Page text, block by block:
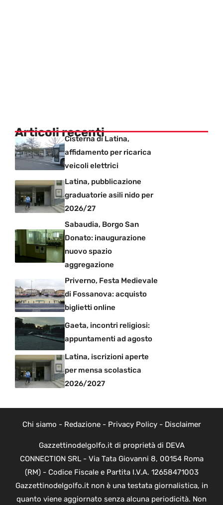
Articoli recenti
Cisterna di Latina,
affidamento per ricarica
veicoli elettrici
Latina, pubblicazione
graduatorie asili nido per
2026/27
Sabaudia, Borgo San
Donato: inaugurazione
nuovo spazio
aggregazione
Priverno, Festa Medievale
di Fossanova: acquisto
biglietti online
Gaeta, incontri religiosi:
appuntamenti ad agosto
Latina, iscrizioni aperte
per mensa scolastica
2026/2027
Chi siamo - Redazione- Privacy Policy- Disclaimer
Gazzettinodelgolfo.it di proprietà di DEVA
CONNECTION SRL - Via Tata Giovanni 8, 00154 Roma
(RM) - Codice Fiscale e Partita I.V.A. 12658471003
Gazzettinodelgolfo.it non è una testata giornalistica, in
quanto viene aggiornato senza alcuna periodicità. Non